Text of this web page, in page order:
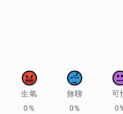
生氣
0%
無聊
0%
可